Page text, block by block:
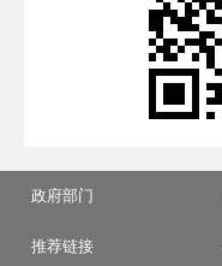
政府部门
推荐链接